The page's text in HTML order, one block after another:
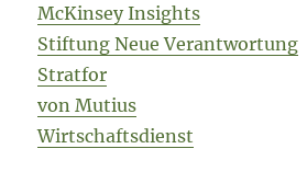
McKinsey Insights
Stiftung Neue Verantwortung
Stratfor
von Mutius
Wirtschaftsdienst